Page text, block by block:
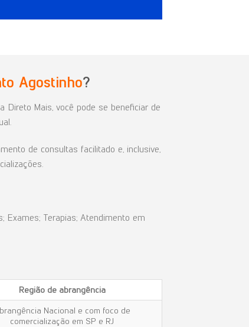
Agostinho?
Mais, você pode se beneficiar de
de consultas facilitado e, inclusive,
Exames; Terapias; Atendimento em
Região deabrangência
Nacional e com foco de
comercialização em SP e RJ